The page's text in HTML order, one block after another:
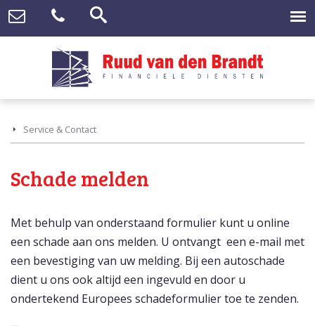
Service & Contact
Schade melden
Met behulp van onderstaand formulier kunt u online
een schade aan ons melden. U ontvangt een e-mail met
een bevestiging van uw melding. Bij een autoschade
dient u ons ook altijd een ingevuld en door u
ondertekend Europees schadeformulier toe te zenden.